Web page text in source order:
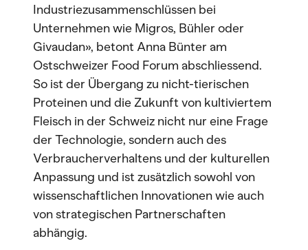
Industriezusammenschlüssen bei
Unternehmen wie Migros, Bühler oder
Givaudan», betont Anna Bünter am
Ostschweizer Food Forum abschliessend.
So ist der Übergang zu nicht-tierischen
Proteinen und die Zukunft von kultiviertem
Fleisch in der Schweiz nicht nur eine Frage
der Technologie, sondern auch des
Verbraucherverhaltens und der kulturellen
Anpassung und ist zusätzlich sowohl von
wissenschaftlichen Innovationen wie auch
von strategischen Partnerschaften
abhängig.